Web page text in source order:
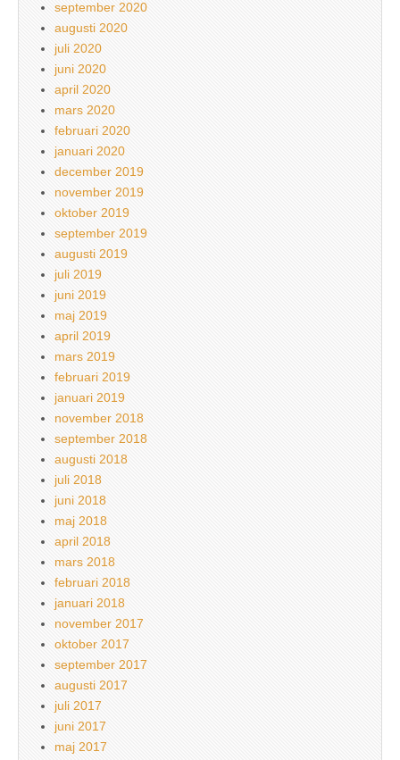
september 2020
augusti 2020
juli 2020
juni 2020
april 2020
mars 2020
februari 2020
januari 2020
december 2019
november 2019
oktober 2019
september 2019
augusti 2019
juli 2019
juni 2019
maj 2019
april 2019
mars 2019
februari 2019
januari 2019
november 2018
september 2018
augusti 2018
juli 2018
juni 2018
maj 2018
april 2018
mars 2018
februari 2018
januari 2018
november 2017
oktober 2017
september 2017
augusti 2017
juli 2017
juni 2017
maj 2017